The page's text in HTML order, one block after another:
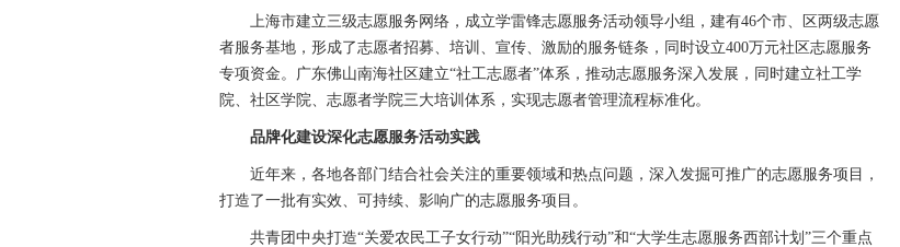
上海市建立三级志愿服务网络，成立学雷锋志愿服务活动领导小组，建有46个市、区两级志愿
者服务基地，形成了志愿者招募、培训、宣传、激励的服务链条，同时设立400万元社区志愿服务
专项资金。广东佛山南海社区建立“社工志愿者”体系，推动志愿服务深入发展，同时建立社工学
院、社区学院、志愿者学院三大培训体系，实现志愿者管理流程标准化。
品牌化建设深化志愿服务活动实践
近年来，各地各部门结合社会关注的重要领域和热点问题，深入发掘可推广的志愿服务项目，
打造了一批有实效、可持续、影响广的志愿服务项目。
共青团中央打造“关爱农民工子女行动”“阳光助残行动”和“大学生志愿服务西部计划”三个重点